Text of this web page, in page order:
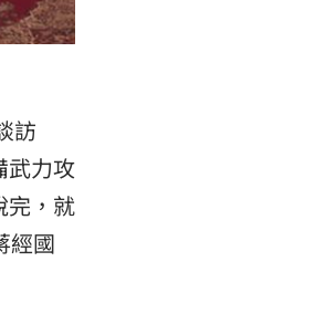
訪
武力攻
完，就
經國